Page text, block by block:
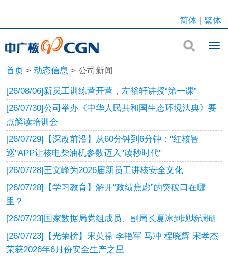
简体| 繁体
首页 > 动态信息 > 公司新闻
[26/08/06]新员工训练营开营，左裕轩讲授“第一课”
[26/07/30]公司举办《中华人民共和国生态环境法典》要
点解读培训会
[26/07/29] 【深改前沿】从60分钟到6分钟："红核智
巡"APP让核电柴油机参数迈入"读秒时代"
[26/07/28]王文峰为2026届新员工讲核安全文化
[26/07/28] 【学习教育】解开“政绩焦虑”的突破口在哪
里？
[26/07/23]国家数据局党组成员、副局长夏冰到现场调研
[26/07/23] 【光荣榜】宋英禄 李艳军 马冲 程晓辉 宋孝杰
荣获2026年6月份安全生产之星